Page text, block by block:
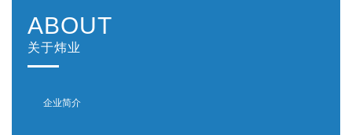
ABOUT
关于炜业
企业简介